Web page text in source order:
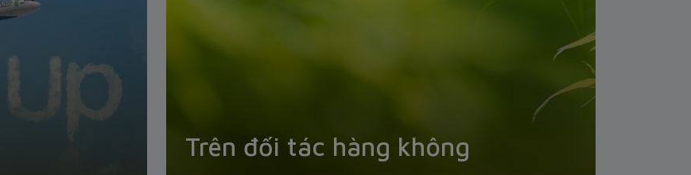
Trên đối tác hàng không